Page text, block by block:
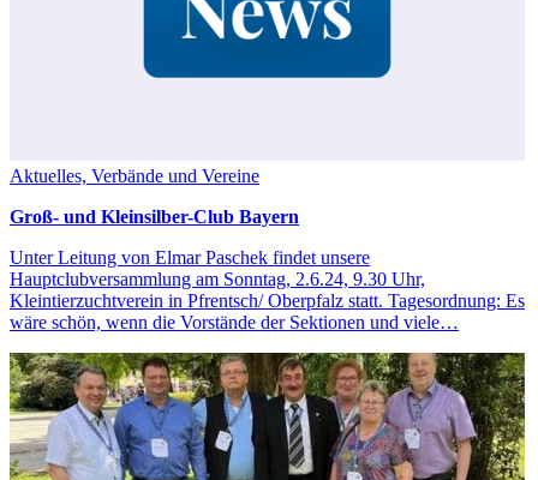
Aktuelles, Verbände und Vereine
Groß- und Kleinsilber-Club Bayern
Unter Leitung von Elmar Paschek findet unsere
Hauptclubversammlung am Sonntag, 2.6.24, 9.30 Uhr,
Kleintierzuchtverein in Pfrentsch/ Oberpfalz statt. Tagesordnung: Es
wäre schön, wenn die Vorstände der Sektionen und viele…